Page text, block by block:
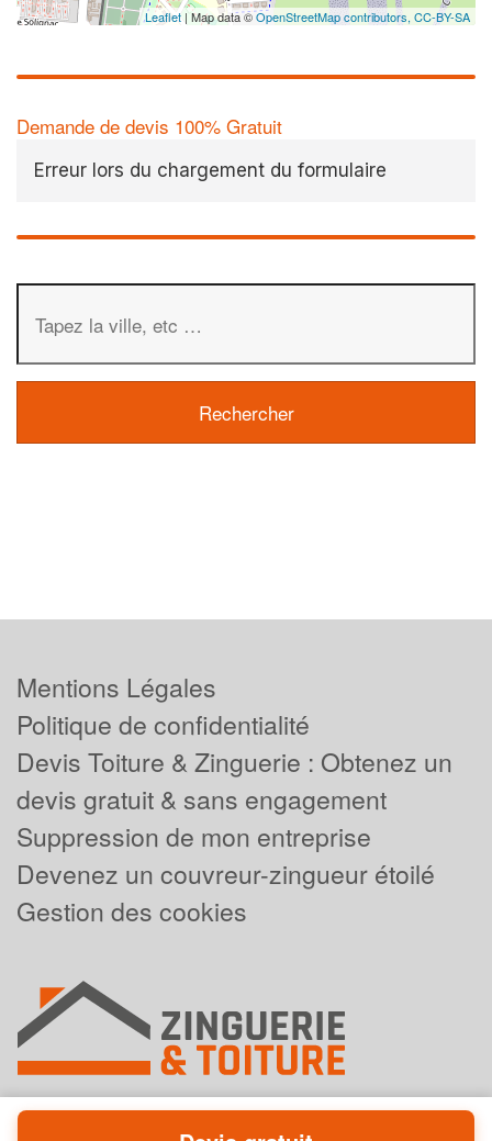
Leaflet | Map data ©OpenStreetMap contributors, CC-BY-SA
Demande de devis 100% Gratuit
Erreur lors du chargement du formulaire
Mentions Légales
Politique de confidentialité
Devis Toiture & Zinguerie : Obtenez un
devis gratuit & sans engagement
Suppression de mon entreprise
Devenez un couvreur-zingueur étoilé
Gestion des cookies